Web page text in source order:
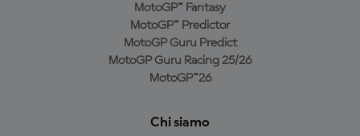
MotoGP™ Fantasy
MotoGP™ Predictor
MotoGP Guru Predict
MotoGP Guru Racing 25/26
MotoGP™26
Chi siamo